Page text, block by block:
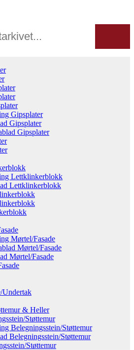
Gipsplater
Gipsplater
Gipsplater
Lettklinkerblokk
Lettklinkerblokk
Mørtel/Fasade
Mørtel/Fasade
Mørtel/Fasade
Undertak
& Heller
Støttemur
Belegningsstein/Støttemur
Belegningsstein/Støttemur
Støttemur